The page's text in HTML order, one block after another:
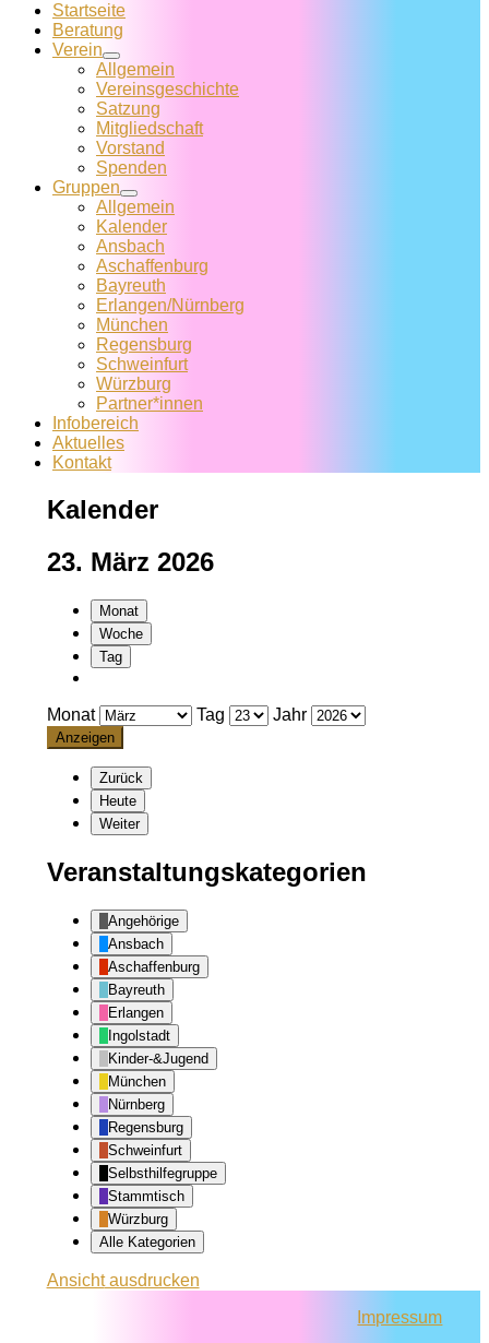
Startseite
Beratung
Verein
Allgemein
Vereins­geschichte
Satzung
Mitglied­schaft
Vorstand
Spenden
Gruppen
Allgemein
Kalender
Ansbach
Aschaffenburg
Bayreuth
Erlangen/Nürnberg
München
Regensburg
Schweinfurt
Würzburg
Partner*innen
Infobereich
Aktuelles
Kontakt
Kalender
23. März 2026
Monat
Woche
Tag
Monat Tag Jahr
Zurück
Heute
Weiter
Veranstaltungskategorien
Angehörige
Ansbach
Aschaffenburg
Bayreuth
Erlangen
Ingolstadt
Kinder-&Jugend
München
Nürnberg
Regensburg
Schweinfurt
Selbsthilfegruppe
Stammtisch
Würzburg
Alle Kategorien
Ansichtausdrucken
Impressum